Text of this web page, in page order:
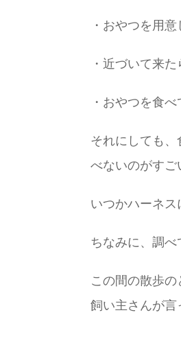
・おやつを用
・近づいて来
・おやつを食
それにしても
べないのがすご
いつかハーネ
ちなみに、調べ
この間の散歩
飼い主さんが言